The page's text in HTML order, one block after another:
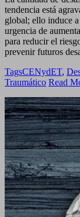
tendencia está
global; ello induce
urgencia de
para reducir el
prevenir futuros
TagsCENydET,
Traumático Read